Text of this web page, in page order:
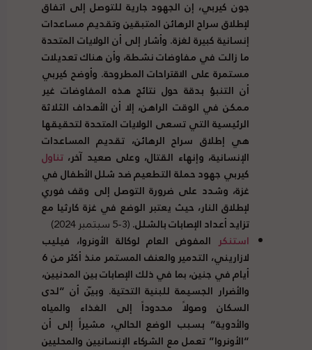
جون كيربي، إن الجهود جارية للتوصل إلى اتفاق
لإطلاق سراح الرهائن المتبقين وتقديم مساعدات
إنسانية كبيرة لغزة. وأشار إلى أن الولايات المتحدة
ما زالت في مفاوضات نشطة، وأن هناك تعديلات
مستمرة على الاقتراحات المطروحة. وأوضح كيربي
أن التنبؤ بدقة حول نتائج هذه المفاوضات غير
ممكن في الوقت الراهن، إلا أن الأهداف الثلاثة
الرئيسية التي تسعى الولايات المتحدة لتحقيقها
هي إطلاق سراح الرهائن، تقديم المساعدات
الإنسانية، وإنهاء القتال، وعلى صعيد آخر، تناول
كيربي جهود حملة التطعيم ضد شلل الأطفال في
غزة، وشدد على ضرورة التوصل إلى وقف فوري
لإطلاق النار، حيث يعتبر الوضع في غزة كارثيا مع
تزايد أعداد الإصابات بالشلل.(3-5 سبتمبر 2024)
استنكر المفوض العام لوكالة الأونروا، فيليب
لازاريني، التدمير والعنف المستمر منذ أكثر من 6
أيام في جنين، بما في ذلك الإصابات بين المدنيين،
والأضرار الجسيمة للبنية التحتية. وبيّن أن “لدى
السكان وصولاً محدوداً إلى الغذاء والمياه
والأدوية” بسبب الوضع الحالي، مشيراً إلى أن
“الأونروا” تعمل مع الشركاء الإنسانيين والمحليين